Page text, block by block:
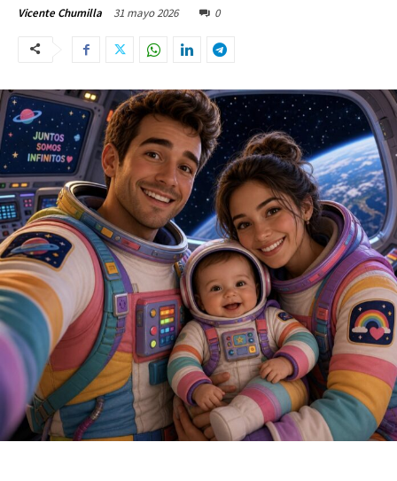
Vicente Chumilla 31 mayo 2026 0